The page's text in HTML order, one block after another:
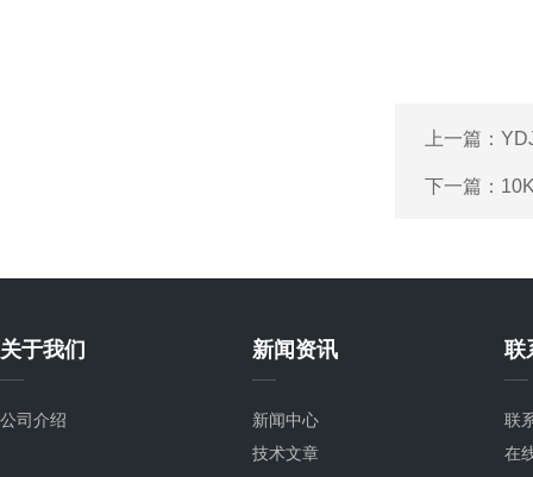
上一篇：
下一篇：
关于我们
公司介绍
新闻资讯
新闻中心
技术文章
联
联
在